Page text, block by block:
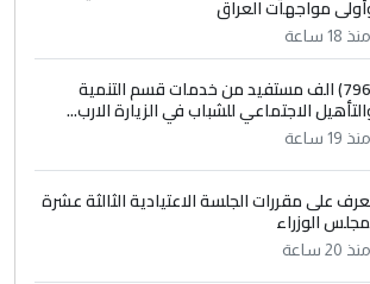
مواجهات العراق
منذ 18 ساعة
(796) الف مستفيد من خدمات قسم التنمية
الاجتماعي للشباب في الزيارة الارب...
منذ 19 ساعة
على مقررات الجلسة الاعتيادية الثالثة عشرة
الوزراء
منذ 20 ساعة